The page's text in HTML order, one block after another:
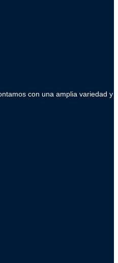
con una amplia variedad y